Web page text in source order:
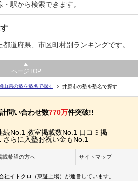
駅から検索できます。
道府県、市区町村別ランキングです。
ページTOP
山県の塾を塾名で探す 井原市の塾を塾名で探す
問い合わせ数770万件突破!!
載希望の方へ サイトマップ
社イトクロ（東証上場）が運営しています。